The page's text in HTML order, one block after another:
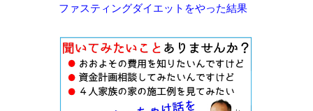
ファスティングダイエットをやった結果